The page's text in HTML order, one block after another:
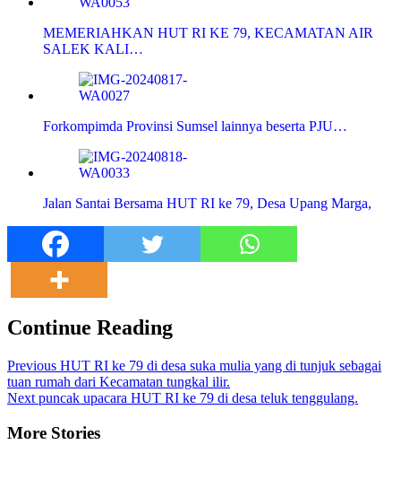
MEMERIAHKAN HUT RI KE 79, KECAMATAN AIR
SALEK KALI…
Forkompimda Provinsi Sumsel lainnya beserta PJU…
Jalan Santai Bersama HUT RI ke 79, Desa Upang Marga,
Continue Reading
Previous HUT RI ke 79 di desa suka mulia yang di tunjuk sebagai
tuan rumah dari Kecamatan tungkal ilir.
Next puncak upacara HUT RI ke 79 di desa teluk tenggulang.
More Stories